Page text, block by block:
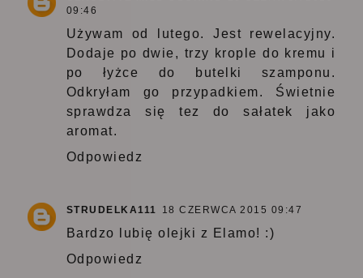
09:46
Używam od lutego. Jest rewelacyjny.
Dodaje po dwie, trzy krople do kremu i
po łyżce do butelki szamponu.
Odkryłam go przypadkiem. Świetnie
sprawdza się tez do sałatek jako
aromat.
Odpowiedz
STRUDELKA111 18 CZERWCA 2015 09:47
Bardzo lubię olejki z Elamo! :)
Odpowiedz